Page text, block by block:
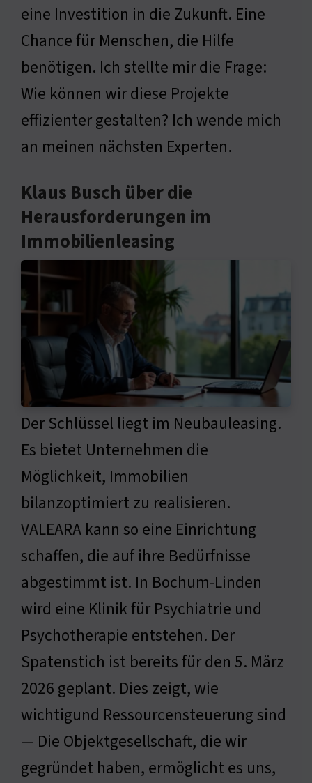
eine Investition in die Zukunft. Eine
Chance für Menschen, die Hilfe
benötigen. Ich stellte mir die Frage:
Wie können wir diese Projekte
effizienter gestalten? Ich wende mich
an meinen nächsten Experten.
Klaus Busch über die
Herausforderungen im
Immobilienleasing
Der Schlüssel liegt im Neubauleasing.
Es bietet Unternehmen die
Möglichkeit, Immobilien
bilanzoptimiert zu realisieren.
VALEARA kann so eine Einrichtung
schaffen, die auf ihre Bedürfnisse
abgestimmt ist. In Bochum-Linden
wird eine Klinik für Psychiatrie und
Psychotherapie entstehen. Der
Spatenstich ist bereits für den 5. März
2026 geplant. Dies zeigt, wie
wichtigund Ressourcensteuerung sind
— Die Objektgesellschaft, die wir
gegründet haben, ermöglicht es uns,